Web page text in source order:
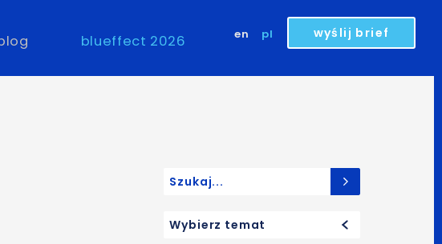
en pl wyślij brief
blueffect 2026
Wybierz temat